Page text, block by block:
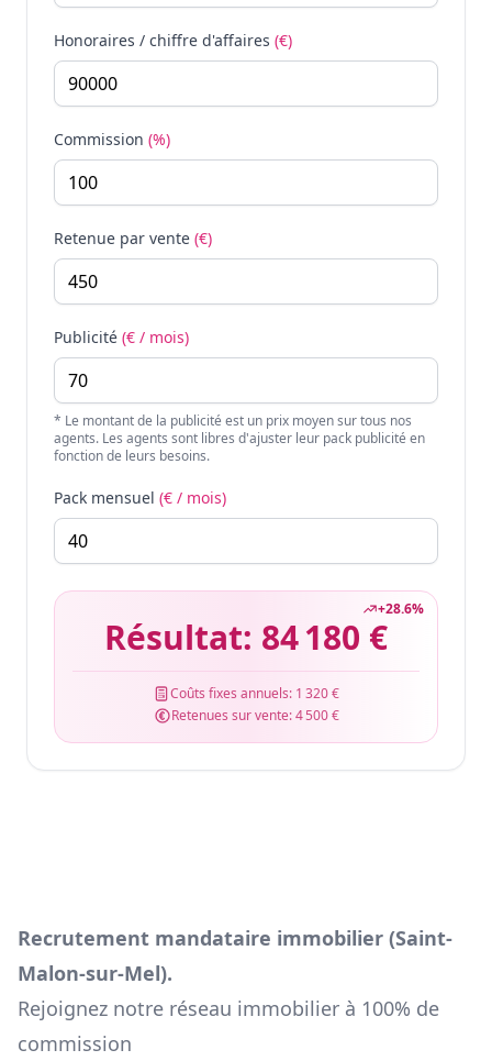
Honoraires / chiffre d'affaires (€)
Commission (%)
Retenue par vente (€)
Publicité (€ / mois)
* Le montant de la publicité est un prix moyen sur tous nos
agents. Les agents sont libres d'ajuster leur pack publicité en
fonction de leurs besoins.
Pack mensuel (€ / mois)
+28.6%
Résultat: 84 180 €
Coûts fixes annuels: 1 320 €
Retenues sur vente:4 500 €
Recrutement mandataire immobilier (Saint-
Malon-sur-Mel).
Rejoignez notre réseau immobilier à 100% de
commission